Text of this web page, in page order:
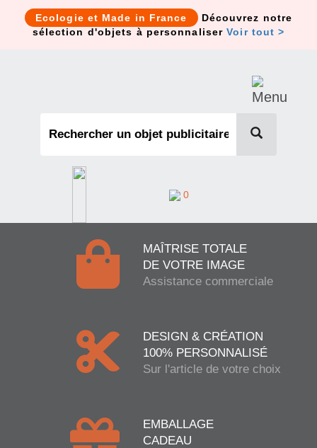
Ecologie et Made in France
Découvrez notre
sélection d'objets à personnaliserVoir tout >
0
MAÎTRISE TOTALE
DE VOTRE IMAGE
Assistance commerciale
DESIGN & CRÉATION
100% PERSONNALISÉ
Sur l'article de votre choix
EMBALLAGE
CADEAU
Cookies management panel